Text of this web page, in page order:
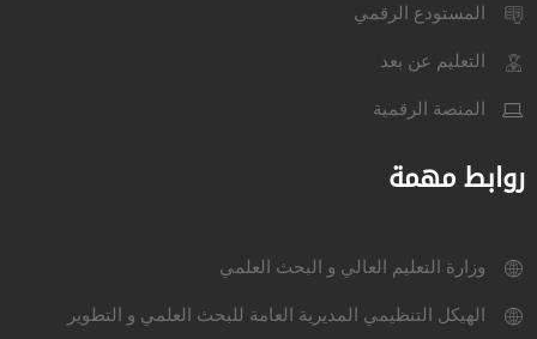
المستودع الرقمي
التعليم عن بعد
المنصة الرقمية
روابط مهمة
وزارة التعليم العالي و البحث العلمي
الهيكل التنظيمي المديرية العامة للبحث العلمي و التطوير